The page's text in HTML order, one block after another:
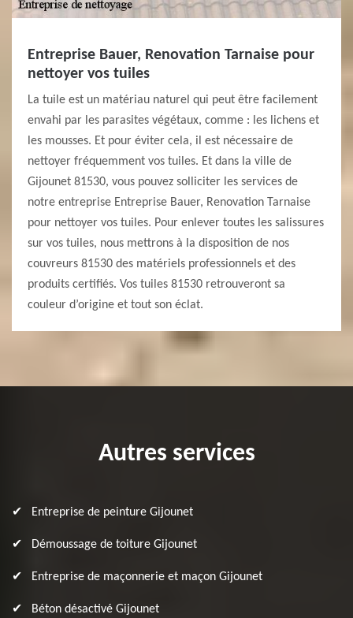
Entreprise Bauer, Renovation Tarnaise pour
nettoyer vos tuiles
La tuile est un matériau naturel qui peut être facilement
envahi par les parasites végétaux, comme : les lichens et
les mousses. Et pour éviter cela, il est nécessaire de
nettoyer fréquemment vos tuiles. Et dans la ville de
Gijounet 81530, vous pouvez solliciter les services de
notre entreprise Entreprise Bauer, Renovation Tarnaise
pour nettoyer vos tuiles. Pour enlever toutes les salissures
sur vos tuiles, nous mettrons à la disposition de nos
couvreurs 81530 des matériels professionnels et des
produits certifiés. Vos tuiles 81530 retrouveront sa
couleur d’origine et tout son éclat.
Autres services
Entreprise de peinture Gijounet
Démoussage de toiture Gijounet
Entreprise de maçonnerie et maçon Gijounet
Béton désactivé Gijounet